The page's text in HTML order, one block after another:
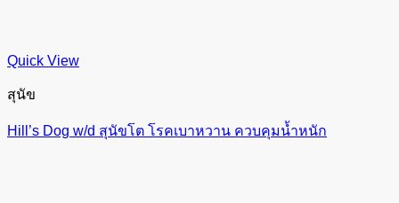
Quick View
สุนัข
Hill’s Dog w/d สุนัขโต โรคเบาหวาน ควบคุมน้ำหนัก